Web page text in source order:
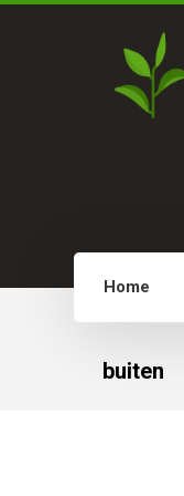
Home
buiten